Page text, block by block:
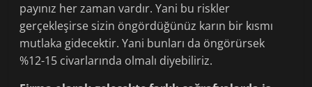
payınız her zaman vardır. Yani bu riskler
gerçekleşirse sizin öngördüğünüz karın bir kısmı
mutlaka gidecektir. Yani bunları da öngörürsek
%12-15 civarlarında olmalı diyebiliriz.